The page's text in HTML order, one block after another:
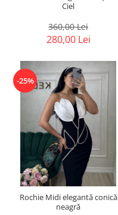
Ciel
360,00 Lei
280,00 Lei
-25%
Rochie Midi elegantă conică
neagră